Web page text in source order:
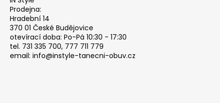
Prodejna:
Hradební 14
370 01 České Budějovice
otevírací doba: Po-Pá 10:30 - 17:30
tel. 731 335 700, 777 711 779
email: info@instyle-tanecni-obuv.cz